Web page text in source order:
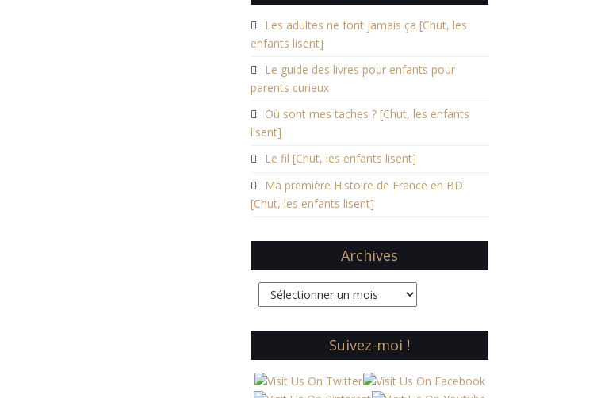
Les adultes ne font jamais ça [Chut, les
enfants lisent]
Le guide des livres pour enfants pour
parents curieux
Où sont mes taches ? [Chut, les enfants
lisent]
Le fil [Chut, les enfants lisent]
Ma première Histoire de France en BD
[Chut, les enfants lisent]
Archives
Archives
Suivez-moi !